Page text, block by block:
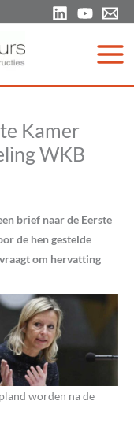
Kamer
WKB
brief naar de Eerste
de hen gestelde
om hervatting
worden na de